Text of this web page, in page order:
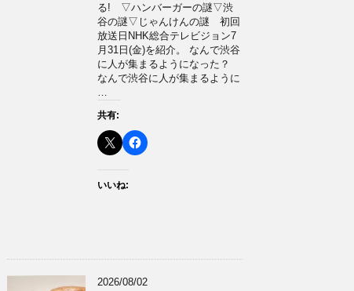
る! ▽ハンバーガーの謎▽渋
谷の謎▽じゃんけんの謎 初回
放送日NHK総合テレビジョン7
月31日(金)を紹介。 なんで渋谷
に人が集まるようになった？
なんで渋谷に人が集まるように
…
共有:
いいね:
2026/08/02